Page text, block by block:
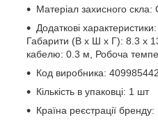
Матеріал захисного скла:
Додаткові
Габарити (В x Ш x Г): 8.3 х
кабелю: 0.3 м, Робоча
Код виробника:
Кількість в упаковці: 1 шт
Країна реєстрації